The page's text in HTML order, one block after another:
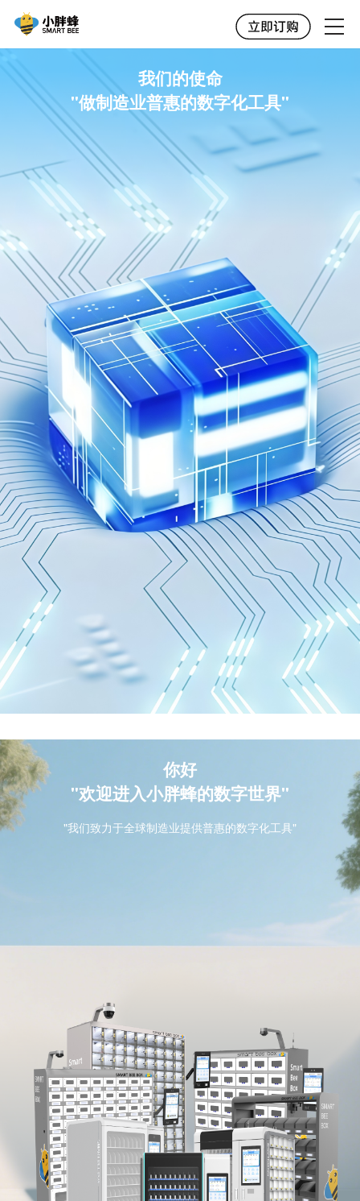
我们的使命
"做制造业普惠的数字化工具"
你好
"欢迎进入小胖蜂的数字世界"
"我们致力于全球制造业提供普惠的数字化工具"